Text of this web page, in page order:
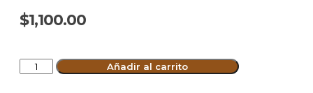
$1,100.00
Añadir al carrito